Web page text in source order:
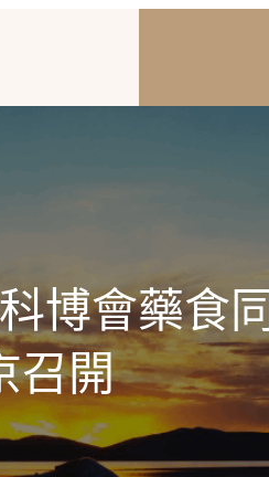
博會藥食
召開